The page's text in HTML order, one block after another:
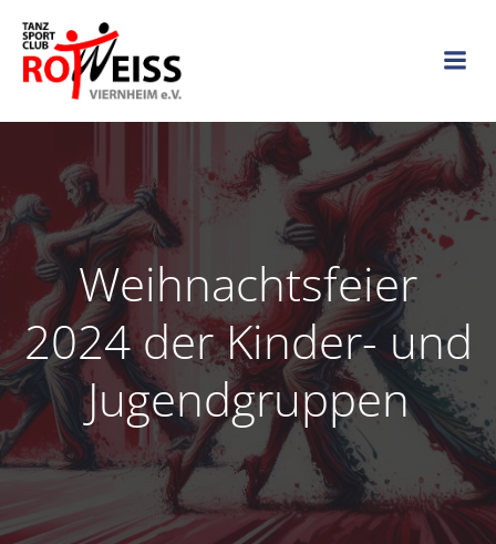
Weihnachtsfeier
2024 der Kinder- und
Jugendgruppen